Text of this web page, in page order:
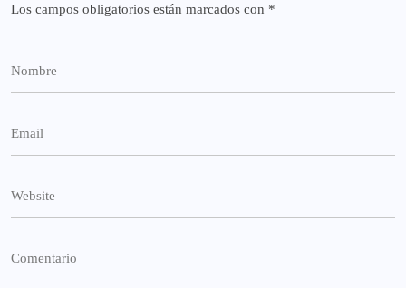
Los campos obligatorios están marcados con *